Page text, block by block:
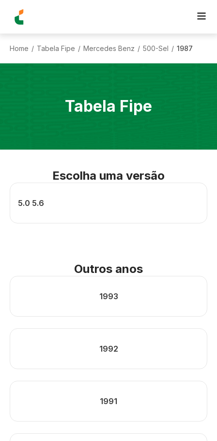
Home / Tabela Fipe / Mercedes Benz / 500-Sel / 1987
Tabela Fipe
Escolha uma versão
5.0 5.6
Outros anos
1993
1992
1991